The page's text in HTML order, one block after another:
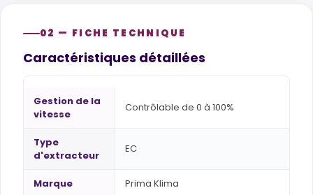
02 — FICHE TECHNIQUE
Caractéristiques détaillées
Gestion de la
vitesse
Contrôlable de 0 à 100%
Type
d'extracteur
EC
Marque Prima Klima